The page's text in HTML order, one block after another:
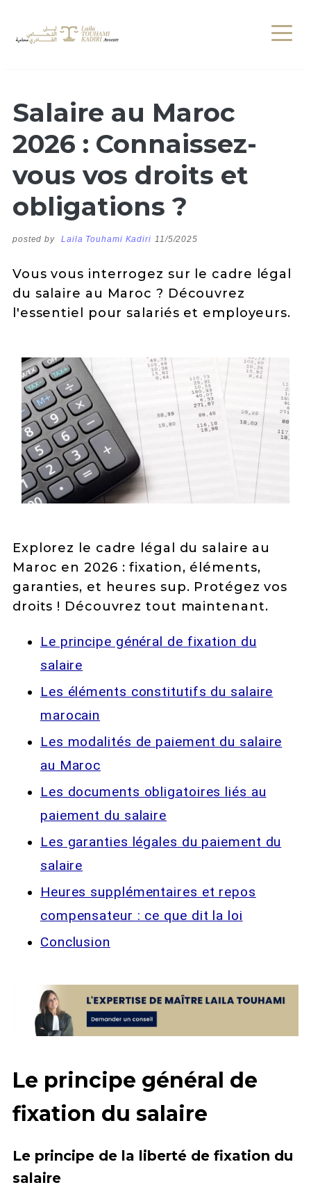
Salaire au Maroc
2026 : Connaissez-
vous vos droits et
obligations ?
posted by Laila Touhami Kadiri 11/5/2025
Vous vous interrogez sur le cadre légal
du salaire au Maroc ? Découvrez
l'essentiel pour salariés et employeurs.
Explorez le cadre légal du salaire au
Maroc en 2026 : fixation, éléments,
garanties, et heures sup. Protégez vos
droits ! Découvrez tout maintenant.
Le principe général de fixation du
salaire
Les éléments constitutifs du salaire
marocain
Les modalités de paiement du salaire
au Maroc
Les documents obligatoires liés au
paiement du salaire
Les garanties légales du paiement du
salaire
Heures supplémentaires et repos
compensateur : ce que dit la loi
Conclusion
Le principe général de
fixation du salaire
Le principe de la liberté de fixation du
salaire